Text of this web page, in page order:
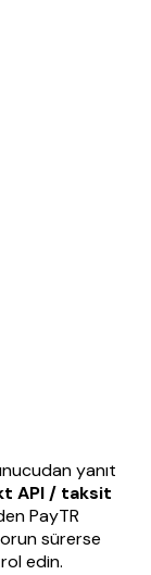
yanıt
API / taksit
PayTR
sürerse
edin.